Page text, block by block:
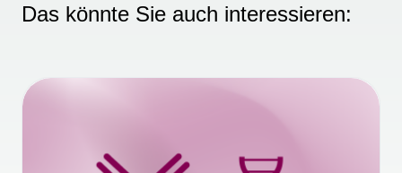
Das könnte Sie auch interessieren: